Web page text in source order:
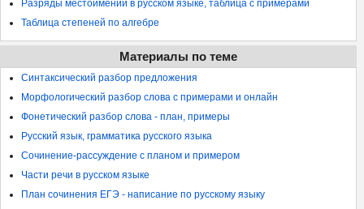
Разряды местоимений в русском языке, таблица с примерами
Таблица степеней по алгебре
Материалы по теме
Синтаксический разбор предложения
Морфологический разбор слова с примерами и онлайн
Фонетический разбор слова - план, примеры
Русский язык, грамматика русского языка
Сочинение-рассуждение с планом и примером
Части речи в русском языке
План сочинения ЕГЭ - написание по русскому языку